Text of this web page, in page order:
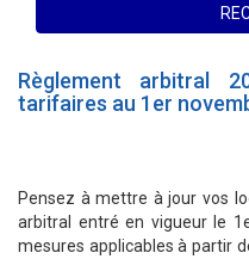
Règlement arbitral
tarifaires au 1er
Pensez à mettre à jour vos
arbitral entré en vigueur le
mesures applicables à partir